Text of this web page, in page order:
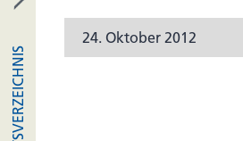
24. Oktober 2012